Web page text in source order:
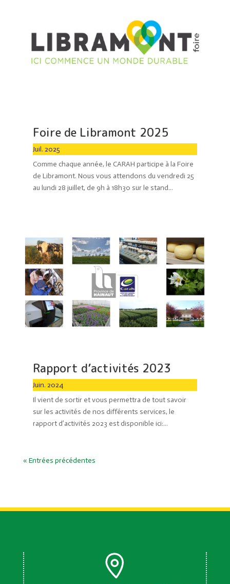
Foire de Libramont 2025
Juil. 2025
Comme chaque année, le CARAH participe à la Foire
de Libramont. Nous vous attendons du vendredi 25
au lundi 28 juillet, de 9h à 18h30 sur le stand...
Rapport d’activités 2023
Juin. 2024
Il vient de sortir et vous permettra de tout savoir
sur les activités de nos différents services, le
rapport d’activités 2023 est disponible ici:...
« Entrées précédentes